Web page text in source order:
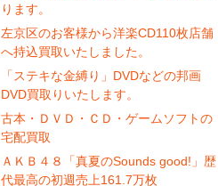
ります。
左京区のお客様から洋楽CD110枚店舗
へ持込買取いたしました。
「ステキな金縛り」DVDなどの邦画
DVD買取りいたします。
古本・ＤＶＤ・ＣＤ・ゲームソフトの
宅配買取
ＡＫＢ４８「真夏のSounds good!」歴
代最高の初週売上161.7万枚